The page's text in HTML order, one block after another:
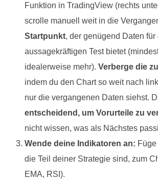
Funktion in TradingView (rechts
scrolle manuell weit in die
Startpunkt, der genügend Daten für
aussagekräftigen Test bietet
idealerweise mehr). Verberge die
indem du den Chart so weit nach
nur die vergangenen Daten siehst.
entscheidend, um Vorurteile zu
nicht wissen, was als Nächstes
Wende deine Indikatoren an:
die Teil deiner Strategie sind, zum
EMA, RSI).